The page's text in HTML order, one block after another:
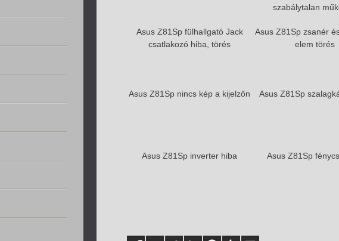
szabálytalan
Asus Z81Sp fülhallgató Jack
csatlakozó hiba, törés
Asus Z81Sp zsanér
elem törés
Asus Z81Sp nincs kép a kijelzőn Asus Z81Sp
Asus Z81Sp inverter hiba Asus Z81Sp